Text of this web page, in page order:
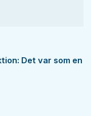
Det var som en